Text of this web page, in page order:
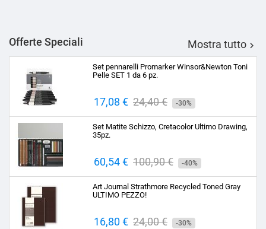
Offerte Speciali Mostra tutto 
Set pennarelli Promarker Winsor&Newton Toni
Pelle SET 1 da 6 pz.
Prezzo
17,08 € Prezzo
base
24,40 € -30%
Set Matite Schizzo, Cretacolor Ultimo Drawing,
35pz.
Prezzo
60,54 € Prezzo
base
100,90 € -40%
Art Journal Strathmore Recycled Toned Gray
ULTIMO PEZZO!
Prezzo
16,80 € Prezzo
24,00 € -30%